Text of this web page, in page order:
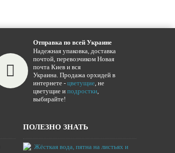
Отправка по всей Украине
Надежная упаковка, доставка
почтой, перевозчиком Новая
почта Киев и вся
Украина. Продажа орхидей в
интернете - цветущие, не
цветущие и подростки,
выбирайте!
ПОЛЕЗНО ЗНАТЬ